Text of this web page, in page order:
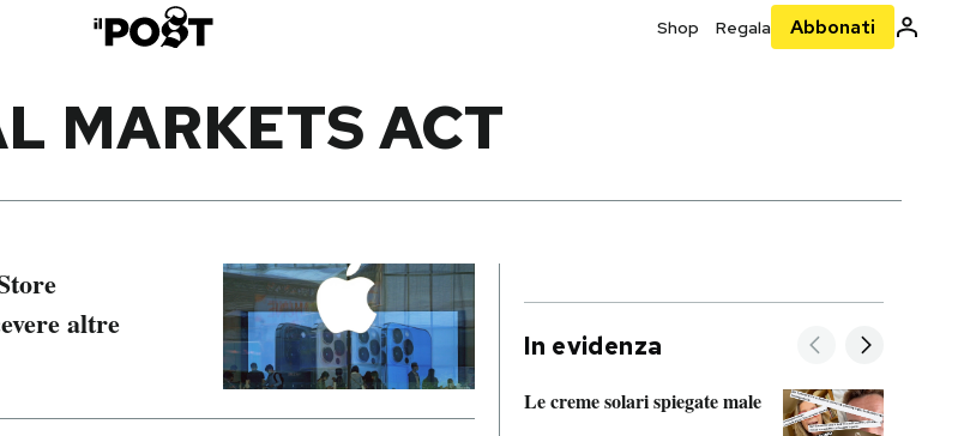
Shop Regala Abbonati
MARKETS ACT
altre
In evidenza
Le creme solari spiegate male